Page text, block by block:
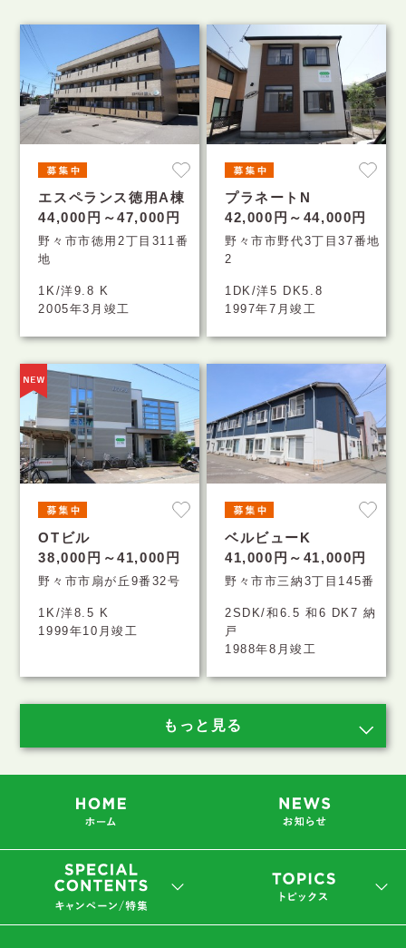
エスペランス徳用A棟
44,000円～47,000円
野々市市徳用2丁目311番
地
1K/洋9.8 K
2005年3月竣工
プラネートN
42,000円～44,000円
野々市市野代3丁目37番地
2
1DK/洋5 DK5.8
1997年7月竣工
OTビル
38,000円～41,000円
野々市市扇が丘9番32号
1K/洋8.5 K
1999年10月竣工
ベルビューK
41,000円～41,000円
野々市市三納3丁目145番
2SDK/和6.5 和6 DK7 納
戸
1988年8月竣工